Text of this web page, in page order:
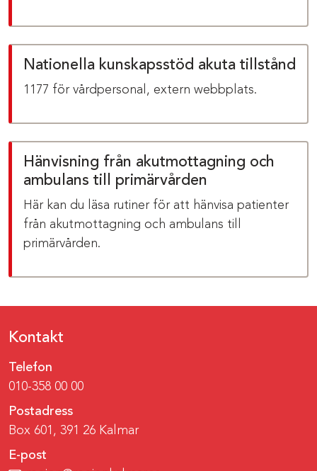
Nationella kunskapsstöd akuta tillstånd
1177 för vårdpersonal, extern webbplats.
Hänvisning från akutmottagning och
ambulans till primärvården
Här kan du läsa rutiner för att hänvisa patienter
från akutmottagning och ambulans till
primärvården.
Kontakt
Telefon
010-358 00 00
Postadress
Box 601, 391 26 Kalmar
E-post